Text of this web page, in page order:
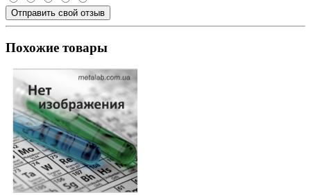
Отправить свой отзыв
Похожие товары